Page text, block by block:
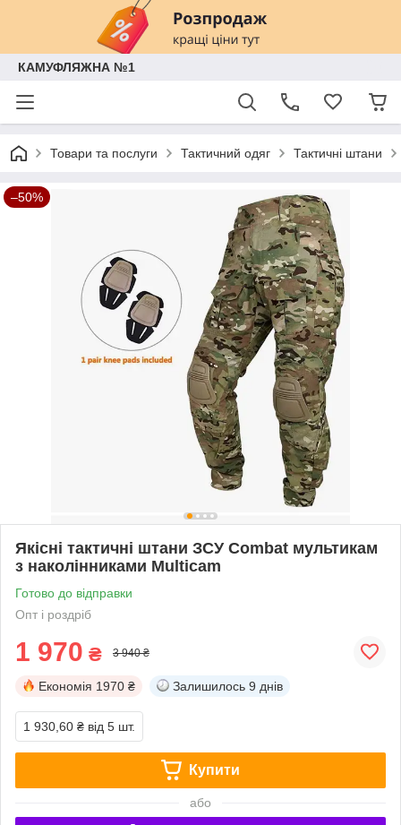
КАМУФЛЯЖНА №1
Товари та послуги Тактичний одяг Тактичні штани
–50%
Якісні тактичні штани ЗСУ Combat мультикам
з наколінниками Multicam
Готово до відправки
Опт і роздріб
1 970 ₴ 3 940 ₴
Економія 1970 ₴ Залишилось 9 днів
1 930,60 ₴ від 5 шт.
Купити
або